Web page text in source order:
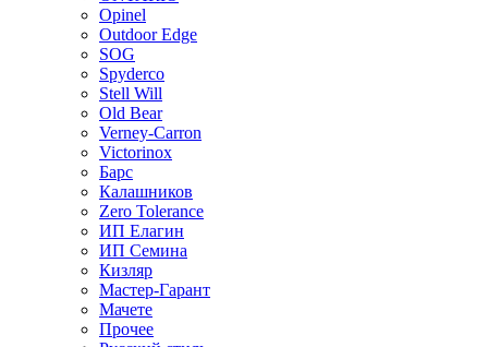
Opinel
Outdoor Edge
SOG
Spyderco
Stell Will
Old Bear
Verney-Carron
Victorinox
Барс
Калашников
Zero Tolerance
ИП Елагин
ИП Семина
Кизляр
Мастер-Гарант
Мачете
Прочее